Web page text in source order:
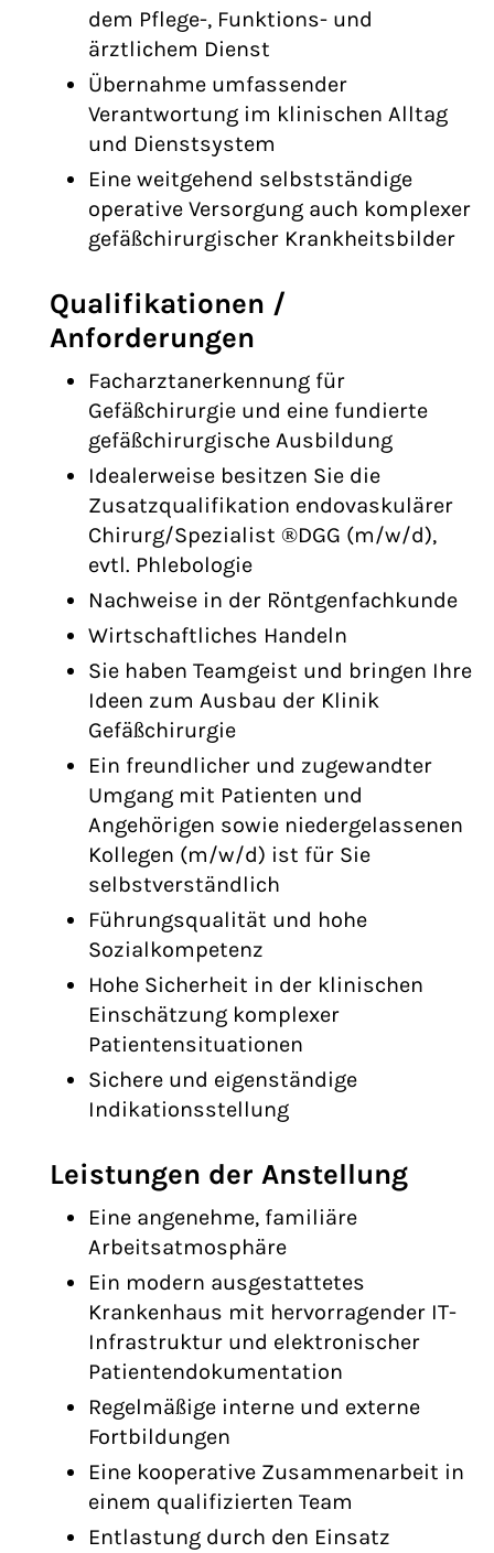
dem Pflege-, Funktions- und
ärztlichem Dienst
Übernahme umfassender
Verantwortung im klinischen Alltag
und Dienstsystem
Eine weitgehend selbstständige
operative Versorgung auch komplexer
gefäßchirurgischer Krankheitsbilder
Qualifikationen /
Anforderungen
Facharztanerkennung für
Gefäßchirurgie und eine fundierte
gefäßchirurgische Ausbildung
Idealerweise besitzen Sie die
Zusatzqualifikation endovaskulärer
Chirurg/Spezialist ®DGG (m/w/d),
evtl. Phlebologie
Nachweise in der Röntgenfachkunde
Wirtschaftliches Handeln
Sie haben Teamgeist und bringen Ihre
Ideen zum Ausbau der Klinik
Gefäßchirurgie
Ein freundlicher und zugewandter
Umgang mit Patienten und
Angehörigen sowie niedergelassenen
Kollegen (m/w/d) ist für Sie
selbstverständlich
Führungsqualität und hohe
Sozialkompetenz
Hohe Sicherheit in der klinischen
Einschätzung komplexer
Patientensituationen
Sichere und eigenständige
Indikationsstellung
Leistungen der Anstellung
Eine angenehme, familiäre
Arbeitsatmosphäre
Ein modern ausgestattetes
Krankenhaus mit hervorragender IT-
Infrastruktur und elektronischer
Patientendokumentation
Regelmäßige interne und externe
Fortbildungen
Eine kooperative Zusammenarbeit in
einem qualifizierten Team
Entlastung durch den Einsatz